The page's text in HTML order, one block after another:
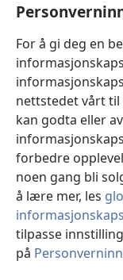
For å gi deg en
nettstedet vårt til
kan godta eller
forbedre
noen gang bli
å lære mer, les
tilpasse
på
Bidrag
(åpner
nytt
vindu)Watchtower
(åpner
nytt
vindu) JW Hub ®
(åpner
nytt
vindu)JW Library ®
Watchtower
Copyright
© 2026
VILKÅR FOR BRUK|